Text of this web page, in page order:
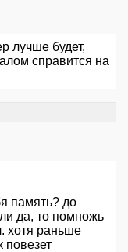
лучше будет,
справится на
память? до
да, то помножь
хотя раньше
повезет